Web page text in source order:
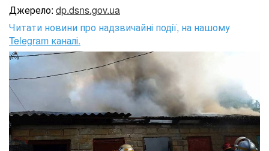
Джерело: dp.dsns.gov.ua
Читати новини про надзвичайні події, на нашому
Telegram каналі.